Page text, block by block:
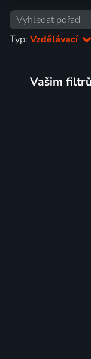
Typ: Vzdělávací
Vašim